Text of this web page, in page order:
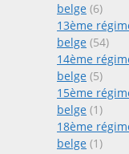
belge (6)
13ème
belge (54)
14ème
belge (5)
15ème
belge (1)
18ème
belge (1)